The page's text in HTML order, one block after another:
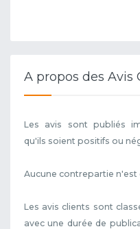
A propos des Avis
Les avis sont publiés
qu'ils soient positifs ou
Aucune contrepartie n'est
Les avis clients sont
avec une durée de